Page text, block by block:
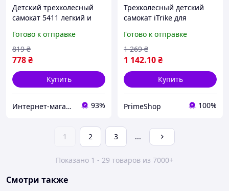
Детский трехколесный
самокат 5411 легкий и
Готово к отправке
778₴
819 ₴
Купить
Интернет-магазин "TorgZp" 93%
Трехколесный детский
самокат iTrike для
с регулируемым рулем и
LED колесами для детей
от 3 лет
Готово к отправке
1 142.10₴
1 269 ₴
Купить
PrimeShop 100%
1 2 3 ...
Показано 1 - 29 товаров из 7000+
Смотри также